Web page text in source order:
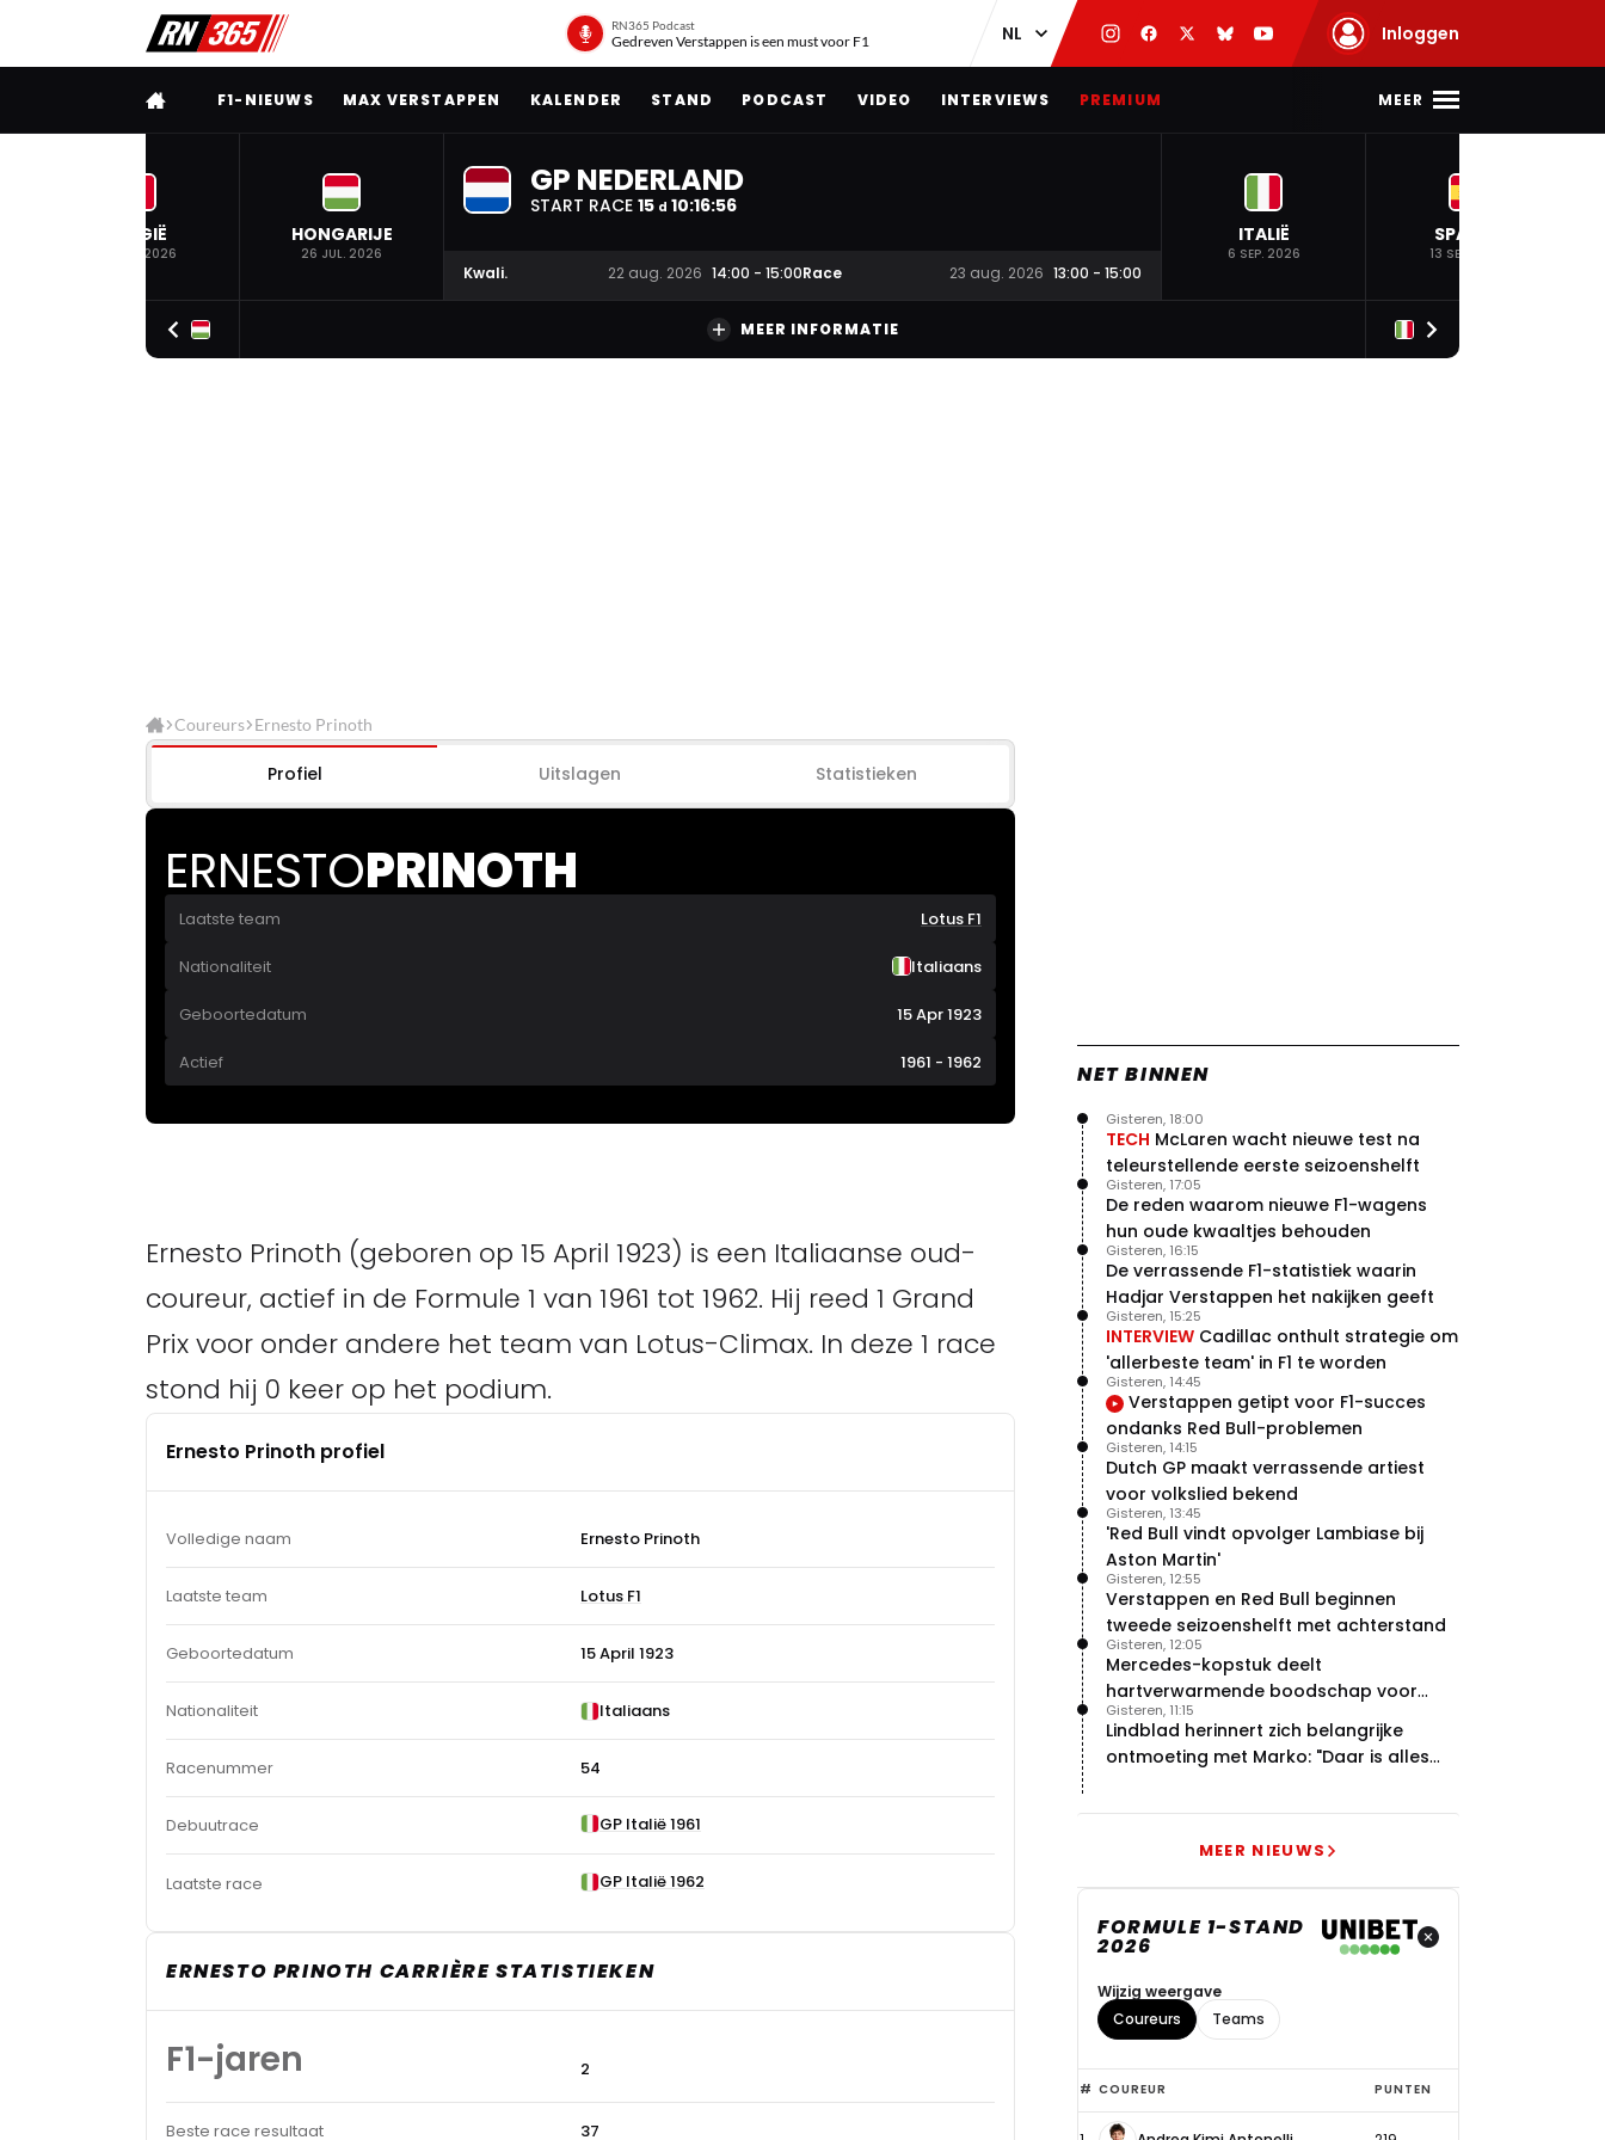
RN365 Podcast
Gedreven Verstappen is een must voor F1 Inloggen
VOLLEDIG MENU
F1-NIEUWS MAX VERSTAPPEN KALENDER STAND PODCAST VIDEO INTERVIEWS PREMIUM MEER
BELGIË
19 JUL. 2026
HONGARIJE
26 JUL. 2026
GP NEDERLAND
START RACE 15 d 10:16:55
Kwali. 22 aug. 2026 14:00 - 15:00Race 23 aug. 2026 13:00 - 15:00
ITALIË
6 SEP. 2026
SPANJE
13 SEP. 2026
MEER INFORMATIE
Coureurs Ernesto Prinoth
Profiel Uitslagen Statistieken
ERNESTOPRINOTH
Laatste team Lotus F1
Nationaliteit Italiaans
Geboortedatum 15 Apr 1923
Actief 1961 - 1962
Ernesto Prinoth (geboren op 15 April 1923) is een Italiaanse oud-
coureur, actief in de Formule 1 van 1961 tot 1962. Hij reed 1 Grand
Prix voor onder andere het team van Lotus-Climax. In deze 1 race
stond hij 0 keer op het podium.
Ernesto Prinoth profiel
Volledige naam Ernesto Prinoth
Laatste team Lotus F1
Geboortedatum 15 April 1923
Nationaliteit Italiaans
Racenummer 54
Debuutrace GP Italië 1961
Laatste race GP Italië 1962
ERNESTO PRINOTH CARRIÈRE STATISTIEKEN
F1-jaren 2
Beste race resultaat 37
NET BINNEN
TECH McLaren wacht nieuwe test na
teleurstellende eerste seizoenshelft
Gisteren, 18:00
De reden waarom nieuwe F1-wagens
hun oude kwaaltjes behouden
Gisteren, 17:05
De verrassende F1-statistiek waarin
Hadjar Verstappen het nakijken geeft
Gisteren, 16:15
INTERVIEW Cadillac onthult strategie om
'allerbeste team' in F1 te worden
Gisteren, 15:25
Verstappen getipt voor F1-succes
ondanks Red Bull-problemen
Gisteren, 14:45
Dutch GP maakt verrassende artiest
voor volkslied bekend
Gisteren, 14:15
'Red Bull vindt opvolger Lambiase bij
Aston Martin'
Gisteren, 13:45
Verstappen en Red Bull beginnen
tweede seizoenshelft met achterstand
Gisteren, 12:55
Mercedes-kopstuk deelt
hartverwarmende boodschap voor
overstap naar Red Bull
Gisteren, 12:05
Lindblad herinnert zich belangrijke
ontmoeting met Marko: "Daar is alles
Gisteren, 11:15
MEER NIEUWS
FORMULE 1-STAND
2026
Wijzig weergave
Coureurs
Teams
Top
6
# COUREUR PUNTEN